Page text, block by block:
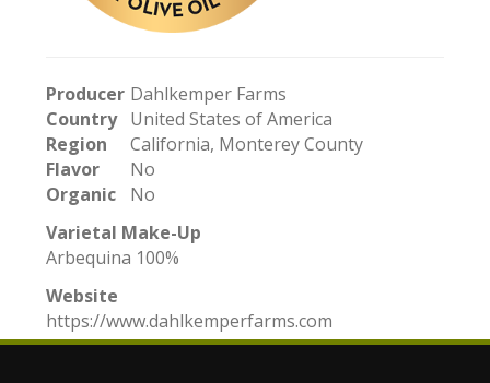
Producer Dahlkemper Farms
Country United States of America
Region
California, Monterey County
Flavor
No
Organic
No
Varietal Make-Up
Arbequina 100%
Website
https://www.dahlkemperfarms.com